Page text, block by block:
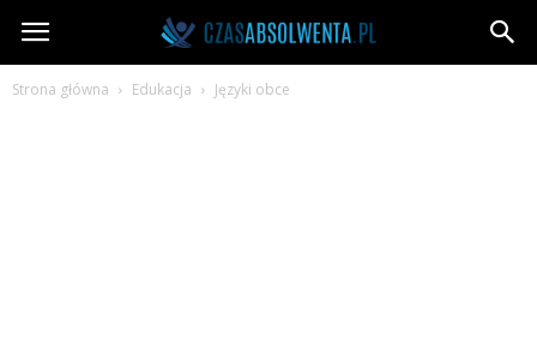
CzasAbsolwenta.pl
Strona główna Edukacja Języki obce